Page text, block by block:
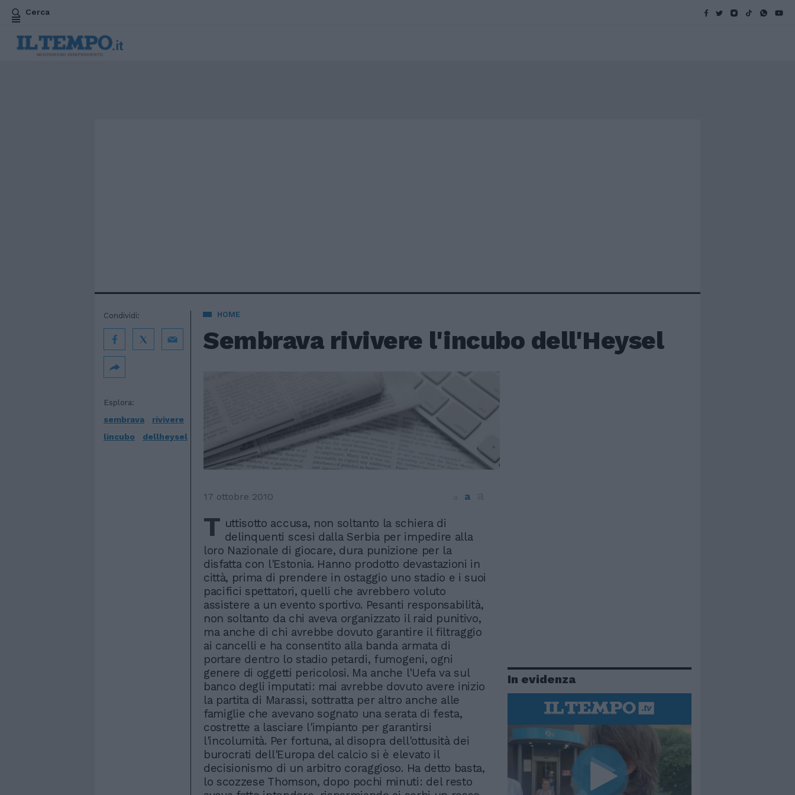
Cerca
HOME
Sembrava rivivere l'incubo dell'Heysel
Esplora:
sembrava
rivivere
lincubo
dellheysel
Condividi:
17 ottobre 2010 a
T uttisotto accusa, non soltanto la schiera di
delinquenti scesi dalla Serbia per impedire alla
loro Nazionale di giocare, dura punizione per la
disfatta con l'Estonia. Hanno prodotto devastazioni in
città, prima di prendere in ostaggio uno stadio e i suoi
pacifici spettatori, quelli che avrebbero voluto
assistere a un evento sportivo. Pesanti responsabilità,
non soltanto da chi aveva organizzato il raid punitivo,
ma anche di chi avrebbe dovuto garantire il filtraggio
ai cancelli e ha consentito alla banda armata di
portare dentro lo stadio petardi, fumogeni, ogni
genere di oggetti pericolosi. Ma anche l'Uefa va sul
banco degli imputati: mai avrebbe dovuto avere inizio
la partita di Marassi, sottratta per altro anche alle
famiglie che avevano sognato una serata di festa,
costrette a lasciare l'impianto per garantirsi
l'incolumità. Per fortuna, al disopra dell'ottusità dei
burocrati dell'Europa del calcio si è elevato il
decisionismo di un arbitro coraggioso. Ha detto basta,
lo scozzese Thomson, dopo pochi minuti: del resto
In evidenza